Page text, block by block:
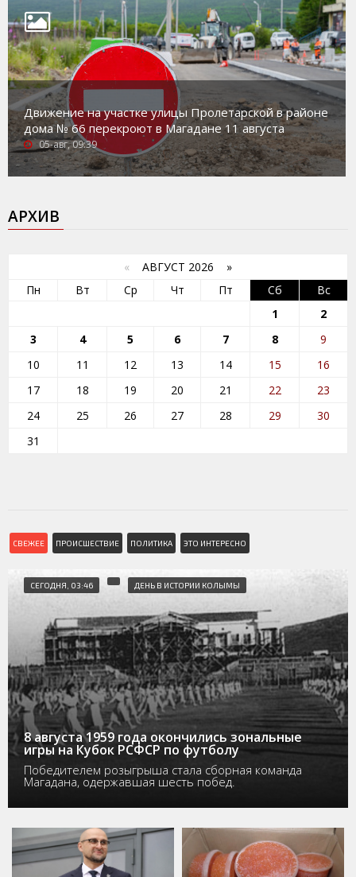
Движение на участке улицы Пролетарской в районе
дома № 66 перекроют в Магадане 11 августа
05-авг, 09:39
АРХИВ
« АВГУСТ 2026 »
Пн
Вт Ср Чт Пт Сб
Вс
1
2
3
4 5 6 7 8
9
10
11 12 13 14 15
16
17
18 19 20 21 22
23
24
25 26 27 28 29
30
31
СВЕЖЕЕ ПРОИСШЕСТВИЕ ПОЛИТИКА ЭТО ИНТЕРЕСНО
СЕГОДНЯ, 03:46 ДЕНЬ В ИСТОРИИ КОЛЫМЫ
8 августа 1959 года окончились зональные
игры на Кубок РСФСР по футболу
Победителем розыгрыша стала сборная команда
Магадана, одержавшая шесть побед.